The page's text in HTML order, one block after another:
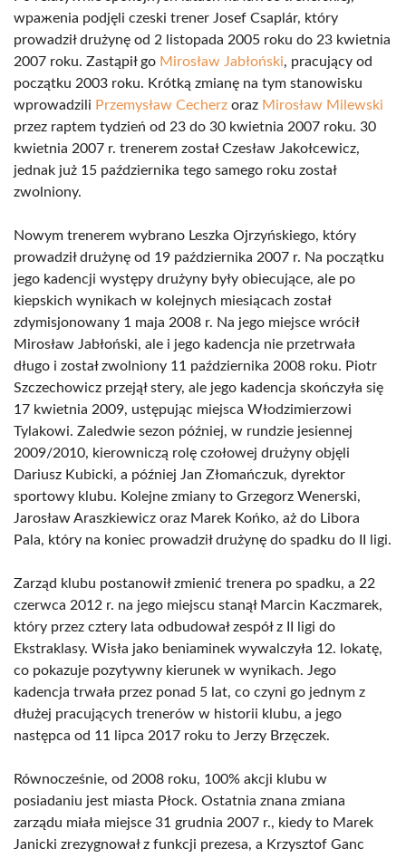
wражenia podjęli czeski trener Josef Csaplár, który
prowadził drużynę od 2 listopada 2005 roku do 23 kwietnia
2007 roku. Zastąpił go Mirosław Jabłoński, pracujący od
początku 2003 roku. Krótką zmianę na tym stanowisku
wprowadzili Przemysław Cecherz oraz Mirosław Milewski
przez raptem tydzień od 23 do 30 kwietnia 2007 roku. 30
kwietnia 2007 r. trenerem został Czesław Jakołcewicz,
jednak już 15 października tego samego roku został
zwolniony.
Nowym trenerem wybrano Leszka Ojrzyńskiego, który
prowadził drużynę od 19 października 2007 r. Na początku
jego kadencji występy drużyny były obiecujące, ale po
kiepskich wynikach w kolejnych miesiącach został
zdymisjonowany 1 maja 2008 r. Na jego miejsce wrócił
Mirosław Jabłoński, ale i jego kadencja nie przetrwała
długo i został zwolniony 11 października 2008 roku. Piotr
Szczechowicz przejął stery, ale jego kadencja skończyła się
17 kwietnia 2009, ustępując miejsca Włodzimierzowi
Tylakowi. Zaledwie sezon później, w rundzie jesiennej
2009/2010, kierowniczą rolę czołowej drużyny objęli
Dariusz Kubicki, a później Jan Złomańczuk, dyrektor
sportowy klubu. Kolejne zmiany to Grzegorz Wenerski,
Jarosław Araszkiewicz oraz Marek Końko, aż do Libora
Pala, który na koniec prowadził drużynę do spadku do II ligi.
Zarząd klubu postanowił zmienić trenera po spadku, a 22
czerwca 2012 r. na jego miejscu stanął Marcin Kaczmarek,
który przez cztery lata odbudował zespół z II ligi do
Ekstraklasy. Wisła jako beniaminek wywalczyła 12. lokatę,
co pokazuje pozytywny kierunek w wynikach. Jego
kadencja trwała przez ponad 5 lat, co czyni go jednym z
dłużej pracujących trenerów w historii klubu, a jego
następca od 11 lipca 2017 roku to Jerzy Brzęczek.
Równocześnie, od 2008 roku, 100% akcji klubu w
posiadaniu jest miasta Płock. Ostatnia znana zmiana
zarządu miała miejsce 31 grudnia 2007 r., kiedy to Marek
Janicki zrezygnował z funkcji prezesa, a Krzysztof Ganc